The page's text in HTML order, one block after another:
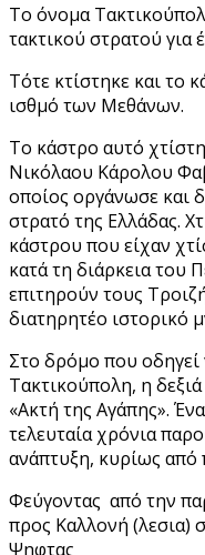
Το όνομα
τακτικού στρατού για
Τότε κτίστηκε και το
ισθμό των Μεθάνων.
Το κάστρο αυτό
Νικόλαου Κάρολου
οποίος οργάνωσε και
στρατό της Ελλάδας.
κάστρου που είχαν
κατά τη διάρκεια του
επιτηρούν τους
διατηρητέο ιστορικό
Στο δρόμο που οδηγεί
Τακτικούπολη, η
«Ακτή της Αγάπης».
τελευταία χρόνια
ανάπτυξη, κυρίως από
Φεύγοντας από την
προς Καλλονή (λεσια)
Ψηφτας